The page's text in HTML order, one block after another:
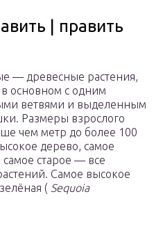
| править
— древесные растения,
основном с одним
ветвями и выделенным
Размеры взрослого
чем метр до более 100
дерево, самое
старое — все
Самое высокое
( Sequoia